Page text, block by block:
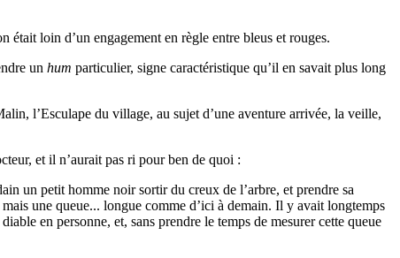
était loin d’un engagement en règle entre bleus et rouges.
un hum particulier, signe caractéristique qu’il en savait plus long
l’Esculape du village, au sujet d’une aventure arrivée, la veille,
et il n’aurait pas ri pour ben de quoi :
un petit homme noir sortir du creux de l’arbre, et prendre sa
une queue... longue comme d’ici à demain. Il y avait longtemps
en personne, et, sans prendre le temps de mesurer cette queue